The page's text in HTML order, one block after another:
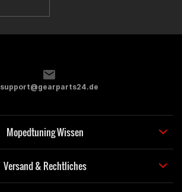
support@gearparts24.de
Mopedtuning Wissen
Versand & Rechtliches